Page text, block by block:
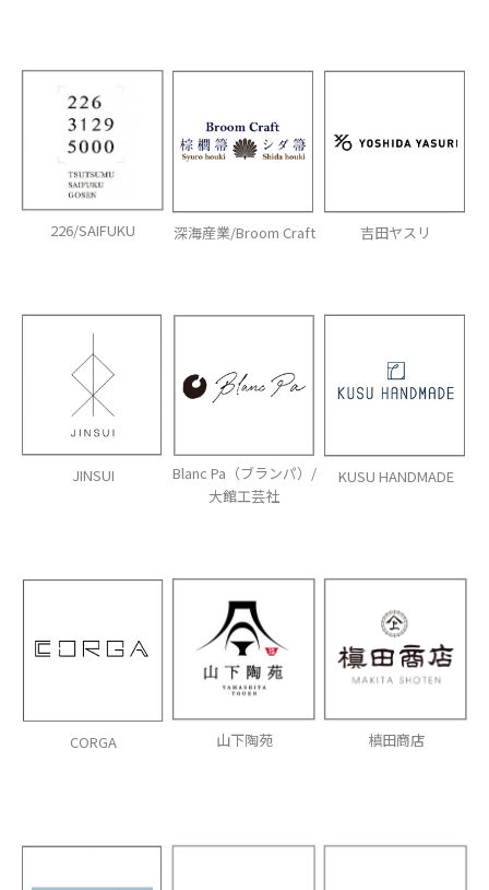
226/SAIFUKU 深海産業/Broom Craft 吉田ヤスリ
JINSUI
Blanc Pa（ブランパ）/
大館工芸社
KUSU HANDMADE
CORGA 山下陶苑 槙田商店